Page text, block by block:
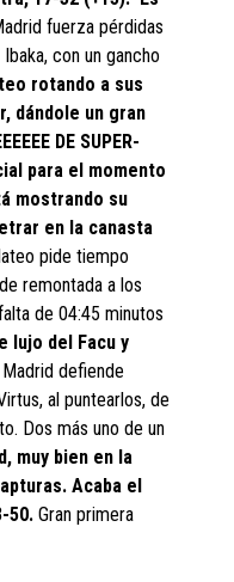
fuerza pérdidas
con un gancho
rotando a sus
dándole un gran
DE SUPER-
para el momento
mostrando su
en la canasta
pide tiempo
remontada a los
de 04:45 minutos
lujo del Facu y
Madrid defiende
al puntearlos, de
Dos más uno de un
muy bien en la
Acaba el
50. Gran primera